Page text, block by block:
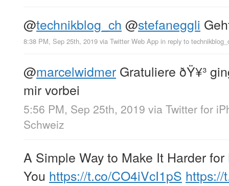
@technikblog_ch @stefaneggli
8:38 PM, Sep 25th, 2019 via Twitter Web App in reply to
@marcelwidmer Gratuliere ðŸ¥³
mir vorbei
5:56 PM, Sep 25th, 2019 via Twitter for
Schweiz
A Simple Way to Make It Harder
You https://t.co/CO4iVcI1pS https://